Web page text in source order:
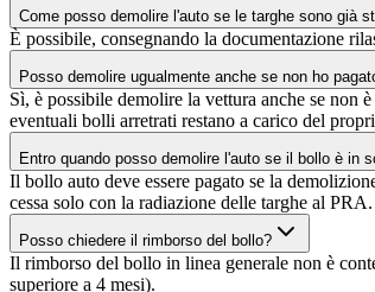
Come posso demolire l'auto se le targhe sono già
È possibile, consegnando la documentazione
Posso demolire ugualmente anche se non ho
Sì, è possibile demolire la vettura anche se
eventuali bolli arretrati restano a carico del
Entro quando posso demolire l'auto se il bollo è in
Il bollo auto deve essere pagato se la
cessa solo con la radiazione delle targhe al
Posso chiedere il rimborso del bollo?
Il rimborso del bollo in linea generale non è
superiore a 4 mesi).